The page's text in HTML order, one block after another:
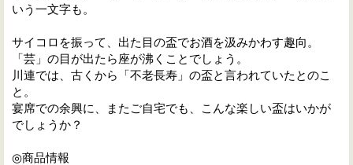
いう一文字も。
サイコロを振って、出た目の盃でお酒を汲みかわす趣向。
「芸」の目が出たら座が沸くことでしょう。
川連では、古くから「不老長寿」の盃と言われていたとのこ
と。
宴席での余興に、またご自宅でも、こんな楽しい盃はいかが
でしょうか？
◎商品情報